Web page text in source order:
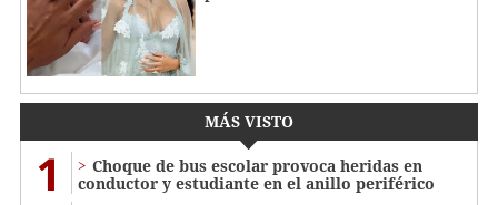
MÁS VISTO
1
Choque de bus escolar provoca heridas en
conductor y estudiante en el anillo periférico